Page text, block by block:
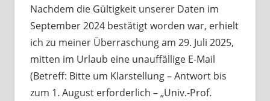
Nachdem die Gültigkeit unserer Daten im
September 2024 bestätigt worden war, erhielt
ich zu meiner Überraschung am 29. Juli 2025,
mitten im Urlaub eine unauffällige E-Mail
(Betreff: Bitte um Klarstellung – Antwort bis
zum 1. August erforderlich – „Univ.-Prof.